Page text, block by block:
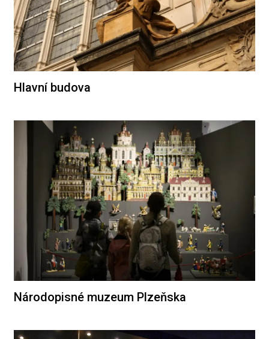
Hlavní budova
Národopisné muzeum Plzeňska